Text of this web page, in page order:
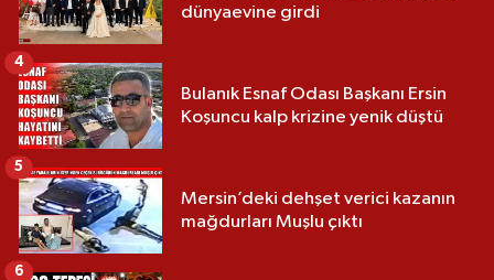
dünyaevine girdi
Bulanık Esnaf Odası Başkanı Ersin
Koşuncu kalp krizine yenik düştü
4
Mersin’deki dehşet verici kazanın
mağdurları Muşlu çıktı
5
6